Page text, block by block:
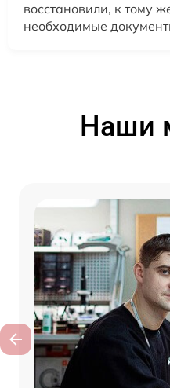
восстановили, к тому
необходимые
Наши